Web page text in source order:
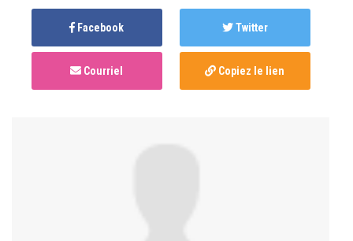
Facebook Twitter
Courriel Copiez le lien